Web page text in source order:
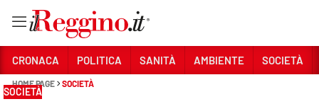
Sezioni
CRONACA POLITICA SANITÀ AMBIENTE SOCIETÀ
HOME PAGE SOCIETÀ
SOCIETÀ